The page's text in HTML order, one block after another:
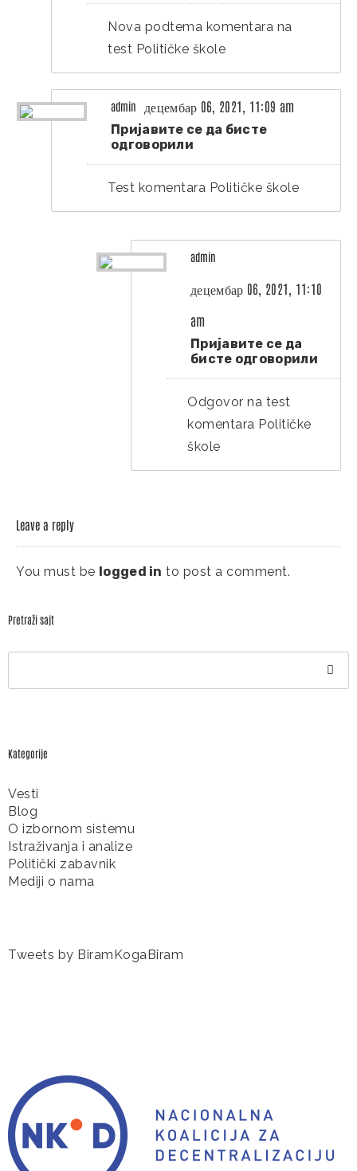
Nova podtema komentara na
test Političke škole
admin децембар 06, 2021, 11:09 am
Пријавите се да бисте
одговорили
Test komentara Političke škole
admin
децембар 06, 2021, 11:10
am
Пријавите се да
бисте одговорили
Odgovor na test
komentara Političke
škole
Leave a reply
You must be logged in to post a comment.
Pretraži sajt
Kategorije
Vesti
Blog
O izbornom sistemu
Istraživanja i analize
Politički zabavnik
Mediji o nama
Tweets by BiramKogaBiram